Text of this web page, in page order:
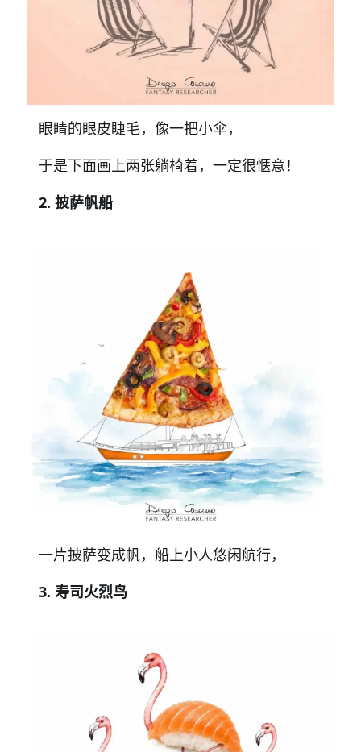
眼睛的眼皮睫毛，像一把小伞，
于是下面画上两张躺椅着，一定很惬意！
2. 披萨帆船
一片披萨变成帆，船上小人悠闲航行，
3. 寿司火烈鸟